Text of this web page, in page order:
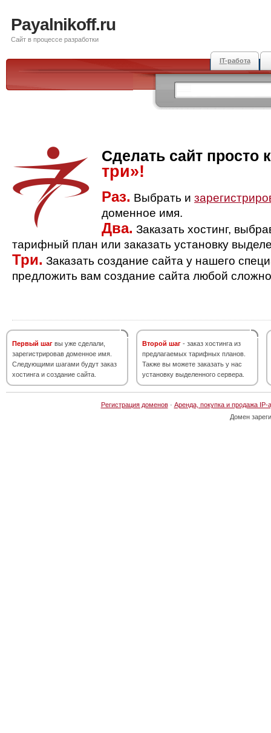
Payalnikoff.ru
Сайт в процессе разработки
IT-работа
Сделать сайт просто
три»!
Раз. Выбрать и
доменное имя.
Два. Заказать хостинг,
тарифный план или заказать установку
Три. Заказать создание сайта у нашего
предложить вам создание сайта любой
Первый шаг вы уже сделали,
зарегистрировав доменное имя.
Следующими шагами будут заказ
хостинга и создание сайта.
Второй шаг - заказ хостинга из
предлагаемых тарифных планов.
Также вы можете заказать у нас
установку выделенного сервера.
Регистрация доменов· Аренда, покупка и продажа IP-
Домен